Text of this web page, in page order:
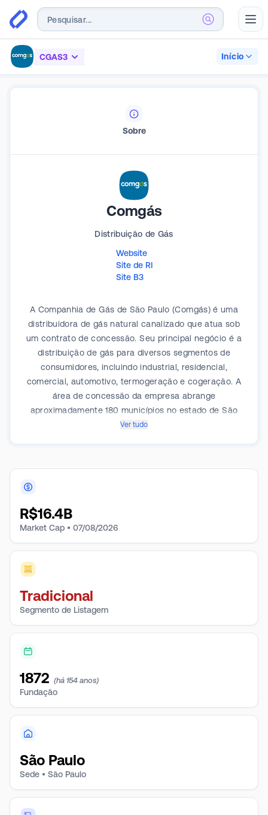
CGAS3 Início
Sobre
Comgás
Distribuição de Gás
Website
Site de RI
Site B3
A Companhia de Gás de São Paulo (Comgás) é uma
distribuidora de gás natural canalizado que atua sob
um contrato de concessão. Seu principal negócio é a
distribuição de gás para diversos segmentos de
consumidores, incluindo industrial, residencial,
comercial, automotivo, termogeração e cogeração. A
área de concessão da empresa abrange
aproximadamente 180 municípios no estado de São
Paulo, incluindo a Grande São Paulo. A receita da
Comgás atende tanto o mercado cativo quanto
mas utilizam a infraestrutura de distribuição da
companhia.
Ver tudo
R$16.4B
Market Cap • 07/08/2026
Tradicional
Segmento de Listagem
1872 (há 154 anos)
Fundação
São Paulo
Sede • São Paulo